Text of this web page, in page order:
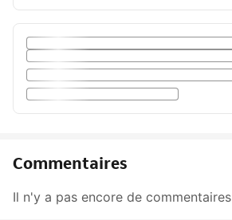
Commentaires
Il n'y a pas encore de commentaires